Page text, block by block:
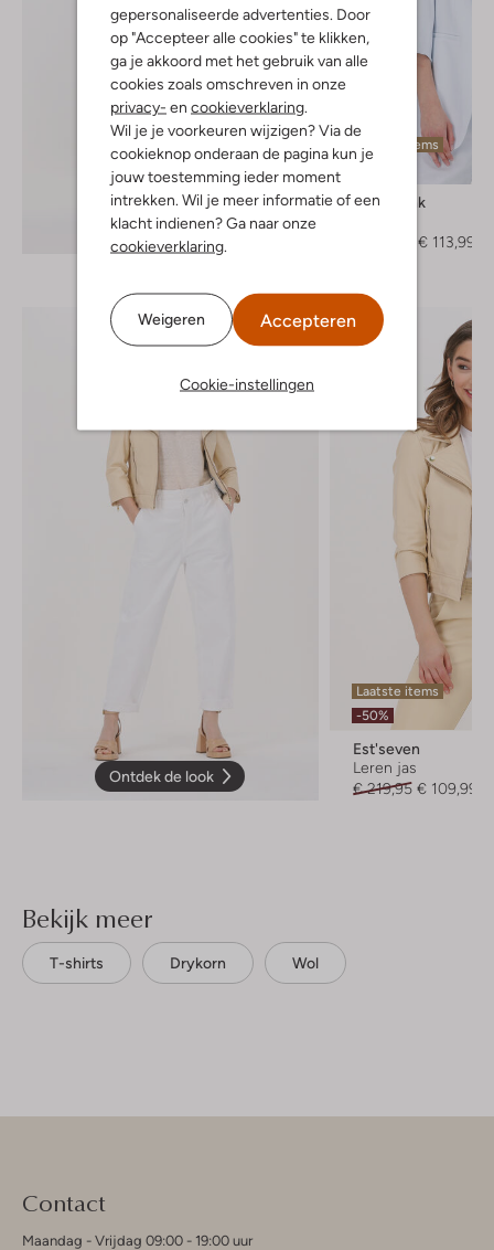
gepersonaliseerde advertenties. Door
op "Accepteer alle cookies" te klikken,
ga je akkoord met het gebruik van alle
cookies zoals omschreven in onze
privacy- en cookieverklaring
Wil je je voorkeuren wijzigen? Via de
cookieknop onderaan de pagina kun je
jouw toestemming ieder moment
intrekken. Wil je meer informatie of een
klacht indienen? Ga naar onze
cookieverklaring
Weigeren Accepteren
Cookie-instellingen
Ontdek de look
Laatste items
Penn & Ink
€ 113,99
Ontdek de look
Laatste items
-50%
Est'seven
Leren jas
€ 219,95 € 109,99
Bekijk meer
T-shirts Drykorn Wol
Contact
Maandag - Vrijdag 09:00 - 19:00 uur